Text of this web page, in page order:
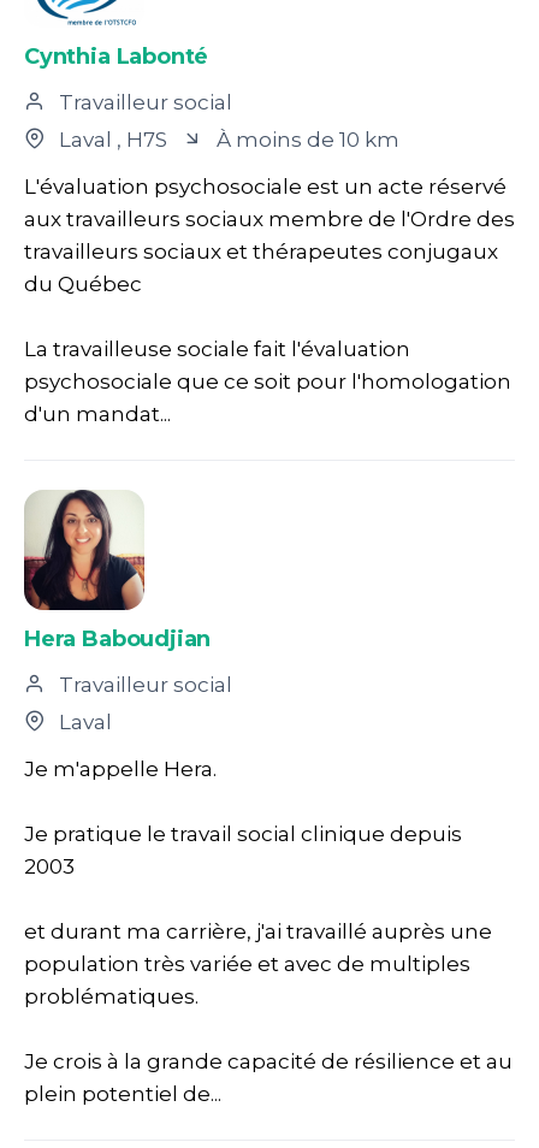
Cynthia Labonté
Travailleur social
Laval , H7S
À moins de 10 km
L'évaluation psychosociale est un acte réservé
aux travailleurs sociaux membre de l'Ordre des
travailleurs sociaux et thérapeutes conjugaux
du Québec
La travailleuse sociale fait l'évaluation
psychosociale que ce soit pour l'homologation
d'un mandat...
Hera Baboudjian
Travailleur social
Laval
Je m'appelle Hera.
Je pratique le travail social clinique depuis
2003
et durant ma carrière, j'ai travaillé auprès une
population très variée et avec de multiples
problématiques.
Je crois à la grande capacité de résilience et au
plein potentiel de...